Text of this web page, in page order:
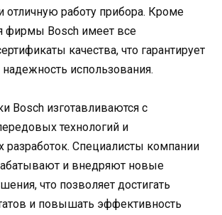
отличную работу прибора. Кроме
фирмы Bosch имеет все
качества, что гарантирует
надежность использования.
Bosch изготавливаются с
технологий и
разработок. Специалисты компании
и внедряют новые
что позволяет достигать
и повышать эффективность